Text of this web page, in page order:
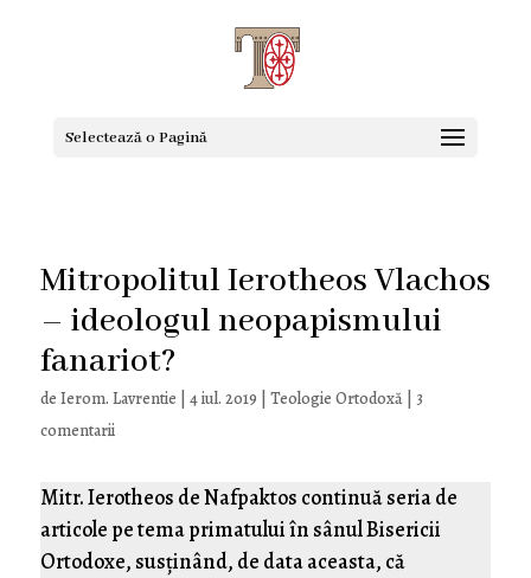
Selectează o Pagină
Mitropolitul Ierotheos Vlachos
– ideologul neopapismului
fanariot?
de Ierom. Lavrentie 4 iul. 2019 Teologie Ortodoxă| 3
comentarii
Mitr. Ierotheos de Nafpaktos continuă seria de
articole pe tema primatului în sânul Bisericii
Ortodoxe, susținând, de data aceasta, că